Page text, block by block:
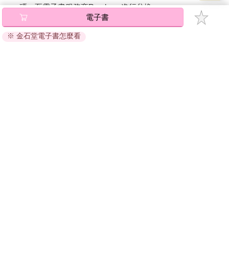
碼』至電子書服務商Readmoo進行兌換。
退換貨須知：
因版權保護，您在金石堂所購買的電子書僅能以金石堂專屬
電子書
※ 金石堂電子書怎麼看